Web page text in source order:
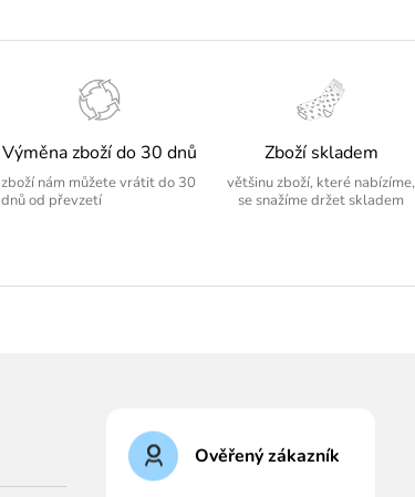
Výměna zboží do 30 dnů
zboží nám můžete vrátit do 30
dnů od převzetí
Zboží skladem
většinu zboží, které nabízíme,
se snažíme držet skladem
Ověřený zákazník